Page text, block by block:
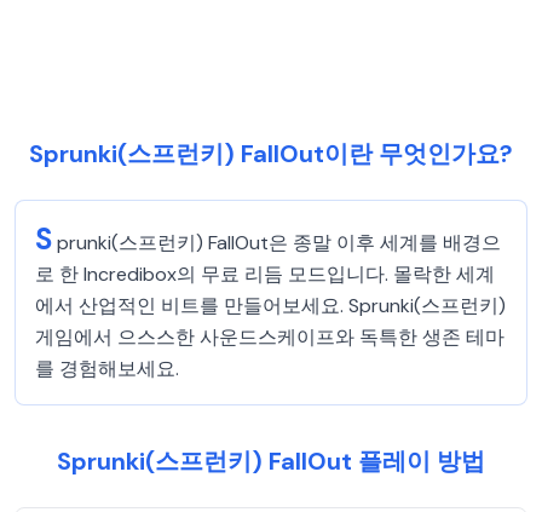
Sprunki(스프런키) FallOut이란 무엇인가요?
Sprunki(스프런키) FallOut은 종말 이후 세계를 배경으
로 한 Incredibox의 무료 리듬 모드입니다. 몰락한 세계
에서 산업적인 비트를 만들어보세요. Sprunki(스프런키)
게임에서 으스스한 사운드스케이프와 독특한 생존 테마
를 경험해보세요.
Sprunki(스프런키) FallOut 플레이 방법